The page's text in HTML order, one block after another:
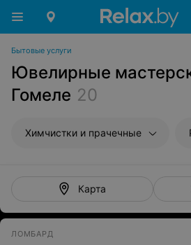
Бытовые услуги
Ювелирные
Гомеле 20
Химчистки и прачечные
Карта
ЛОМБАРД